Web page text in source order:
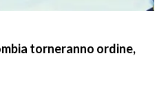
torneranno ordine,